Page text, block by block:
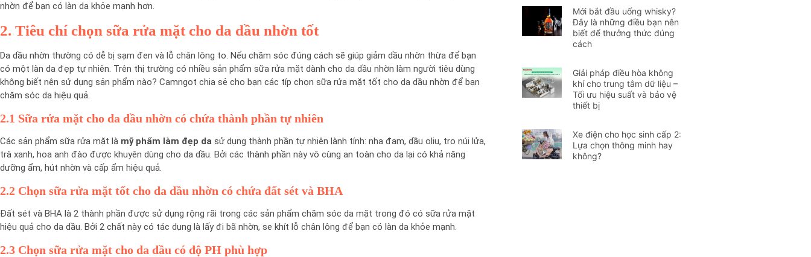
nhờn để bạn có làn da khỏe mạnh hơn.
2. Tiêu chí chọn sữa rửa mặt cho da dầu nhờn tốt
Da dầu nhờn thường có dễ bị sạm đen và lỗ chân lông to. Nếu chăm sóc đúng cách sẽ giúp giảm dầu nhờn thừa để bạn
có một làn da đẹp tự nhiên. Trên thị trường có nhiều sản phẩm sữa rửa mặt dành cho da dầu nhờn làm người tiêu dùng
không biết nên sử dụng sản phẩm nào? Camngot chia sẻ cho bạn các típ chọn sữa rửa mặt tốt cho da dầu nhờn để bạn
chăm sóc da hiệu quả.
2.1 Sữa rửa mặt cho da dầu nhờn có chứa thành phần tự nhiên
Các sản phẩm sữa rửa mặt là mỹ phẩm làm đẹp da sử dụng thành phần tự nhiên lành tính: nha đam, dầu oliu, tro núi lửa,
trà xanh, hoa anh đào được khuyên dùng cho da dầu. Bởi các thành phần này vô cùng an toàn cho da lại có khả năng
dưỡng ẩm, hút nhờn và cấp ẩm hiệu quả.
2.2 Chọn sữa rửa mặt tốt cho da dầu nhờn có chứa đất sét và BHA
Đất sét và BHA là 2 thành phần được sử dụng rộng rãi trong các sản phẩm chăm sóc da mặt trong đó có sữa rửa mặt
hiệu quả cho da dầu. Bởi 2 chất này có tác dụng là lấy đi bã nhờn, se khít lỗ chân lông để bạn có làn da khỏe mạnh.
2.3 Chọn sữa rửa mặt cho da dầu có độ PH phù hợp
Mới bắt đầu uống whisky?
Đây là những điều bạn nên
biết để thưởng thức đúng
cách
Giải pháp điều hòa không
khí cho trung tâm dữ liệu –
Tối ưu hiệu suất và bảo vệ
thiết bị
Xe điện cho học sinh cấp 2:
Lựa chọn thông minh hay
không?